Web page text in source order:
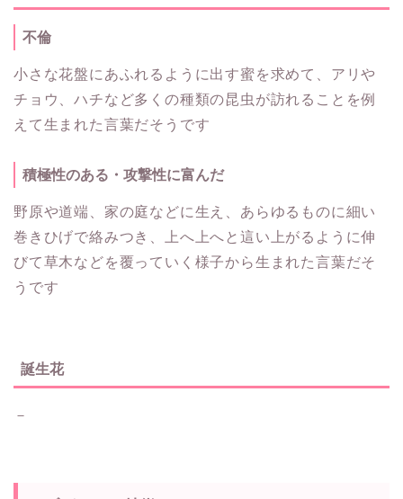
不倫
小さな花盤にあふれるように出す蜜を求めて、アリや
チョウ、ハチなど多くの種類の昆虫が訪れることを例
えて生まれた言葉だそうです
積極性のある・攻撃性に富んだ
野原や道端、家の庭などに生え、あらゆるものに細い
巻きひげで絡みつき、上へ上へと這い上がるように伸
びて草木などを覆っていく様子から生まれた言葉だそ
うです
誕生花
－